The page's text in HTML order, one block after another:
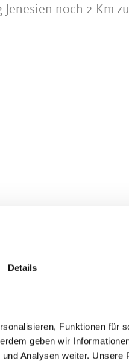
Details
Funktionen für
geben wir
Analysen weiter. Unsere
noch 2 Km
sowie das